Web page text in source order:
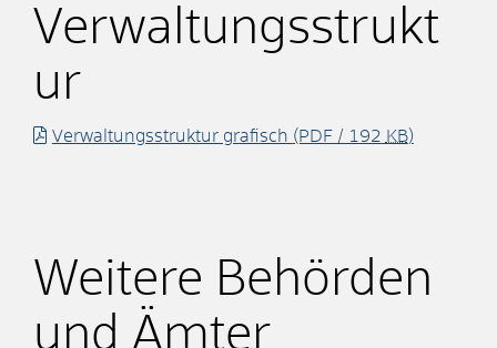
Verwaltungsstrukt
ur
Verwaltungsstruktur grafisch (PDF / 192 KB)
Weitere Behörden
und Ämter